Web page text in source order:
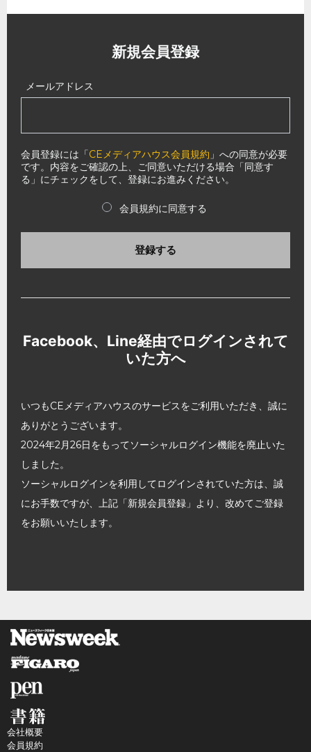
新規会員登録
メールアドレス
会員登録には「CEメディアハウス会員規約 」への同意が必要
です。内容をご確認の上、ご同意いただける場合「同意す
る」にチェックをして、登録にお進みください。
会員規約に同意する
登録する
Facebook、Line経由でログインされて
いた方へ
いつもCEメディアハウスのサービスをご利用いただき、誠に
ありがとうございます。
2024年2月26日をもってソーシャルログイン機能を廃止いた
しました。
ソーシャルログインを利用してログインされていた方は、誠
にお手数ですが、上記「新規会員登録」より、改めてご登録
をお願いいたします。
会社概要
会員規約